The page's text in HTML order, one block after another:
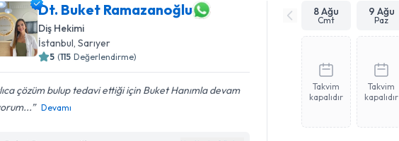
Dt. Buket Ramazanoğlu
Diş Hekimi
İstanbul , Sarıyer
5 (115 Değerlendirme)
çözüm bulup tedavi ettiği için Buket Hanımla devam
Devamı
8 Ağu
Cmt
9 Ağu
Paz
Takvim
kapalıdır
Takvim
kapalıdır